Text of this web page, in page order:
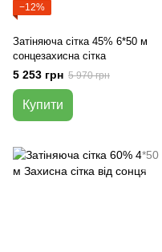
−12%
Затіняюча сітка 45% 6*50 м
сонцезахисна сітка
5 253 грн 5 970 грн
Купити